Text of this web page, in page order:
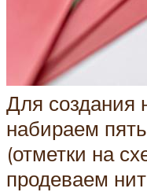
Для создания
набираем
(отметки на
продеваем